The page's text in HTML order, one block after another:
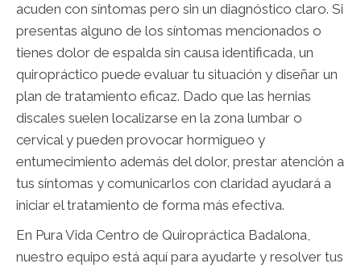
acuden con síntomas pero sin un diagnóstico claro. Si
presentas alguno de los síntomas mencionados o
tienes dolor de espalda sin causa identificada, un
quiropráctico puede evaluar tu situación y diseñar un
plan de tratamiento eficaz. Dado que las hernias
discales suelen localizarse en la zona lumbar o
cervical y pueden provocar hormigueo y
entumecimiento además del dolor, prestar atención a
tus síntomas y comunicarlos con claridad ayudará a
iniciar el tratamiento de forma más efectiva.
En Pura Vida Centro de Quiropráctica Badalona,
nuestro equipo está aquí para ayudarte y resolver tus